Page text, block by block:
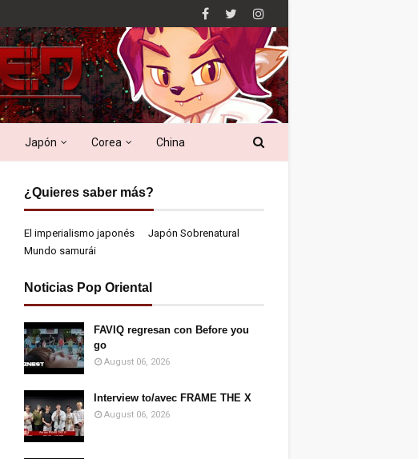
Japón Corea China
¿Quieres saber más?
El imperialismo japonés
Japón Sobrenatural
Mundo samurái
Noticias Pop Oriental
FAVIQ regresan con Before you
go
August 06, 2026
Interview to/avec FRAME THE X
August 06, 2026